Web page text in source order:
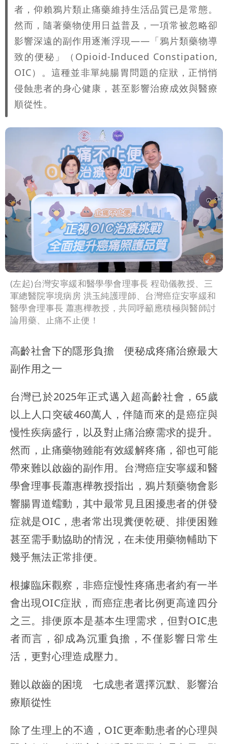
者，仰賴鴉片類止痛藥維持生活品質已是常態。
然而，隨著藥物使用日益普及，一項常被忽略卻
影響深遠的副作用逐漸浮現——「鴉片類藥物導
致的便秘」（Opioid-Induced Constipation,
OIC）。這種並非單純腸胃問題的症狀，正悄悄
侵蝕患者的身心健康，甚至影響治療成效與醫療
順從性。
(左起)台灣安寧緩和醫學學會理事長 程劭儀教授、三
軍總醫院寧境病房 洪玉純護理師、台灣癌症安寧緩和
醫學會理事長 蕭惠樺教授，共同呼籲應積極與醫師討
論用藥、止痛不止便！
高齡社會下的隱形負擔 便秘成疼痛治療最大
副作用之一
台灣已於2025年正式邁入超高齡社會，65歲
以上人口突破460萬人，伴隨而來的是癌症與
慢性疾病盛行，以及對止痛治療需求的提升。
然而，止痛藥物雖能有效緩解疼痛，卻也可能
帶來難以啟齒的副作用。台灣癌症安寧緩和醫
學會理事長蕭惠樺教授指出，鴉片類藥物會影
響腸胃道蠕動，其中最常見且困擾患者的併發
症就是OIC，患者常出現糞便乾硬、排便困難
甚至需手動協助的情況，在未使用藥物輔助下
幾乎無法正常排便。
根據臨床觀察，非癌症慢性疼痛患者約有一半
會出現OIC症狀，而癌症患者比例更高達四分
之三。排便原本是基本生理需求，但對OIC患
者而言，卻成為沉重負擔，不僅影響日常生
活，更對心理造成壓力。
難以啟齒的困境 七成患者選擇沉默、影響治
療順從性
除了生理上的不適，OIC更牽動患者的心理與